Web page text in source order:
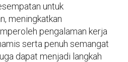
untuk
meningkatkan
pengalaman kerja
serta penuh semangat
dapat menjadi langkah